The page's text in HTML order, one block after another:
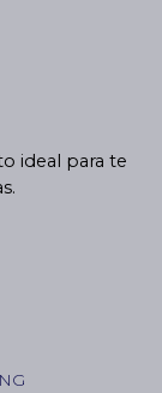
ideal para te